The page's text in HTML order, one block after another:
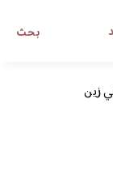
بحث
زين